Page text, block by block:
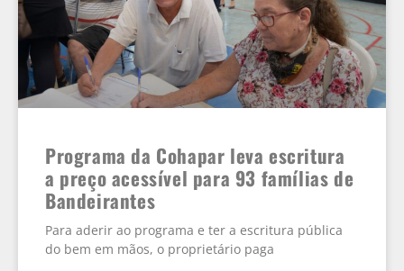
Programa da Cohapar leva escritura
a preço acessível para 93 famílias de
Bandeirantes
Para aderir ao programa e ter a escritura pública
do bem em mãos, o proprietário paga